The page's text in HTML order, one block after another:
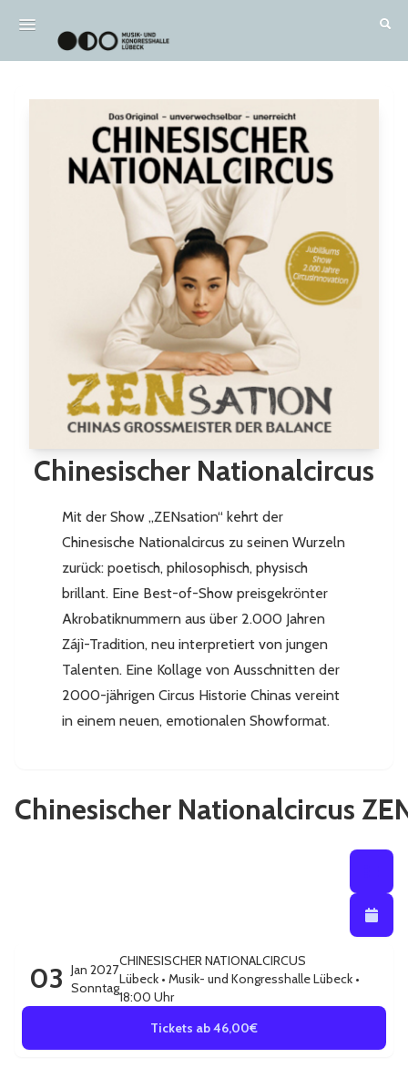
Anmelden
Chinesischer Nationalcircus
Mit der Show „ZENsation“ kehrt der
Chinesische Nationalcircus zu seinen Wurzeln
zurück: poetisch, philosophisch, physisch
brillant. Eine Best-of-Show preisgekrönter
Akrobatiknummern aus über 2.000 Jahren
Zájì-Tradition, neu interpretiert von jungen
Talenten. Eine Kollage von Ausschnitten der
2000-jährigen Circus Historie Chinas vereint
in einem neuen, emotionalen Showformat.
Chinesischer Nationalcircus
03 Jan 2027
Sonntag
CHINESISCHER NATIONALCIRCUS
Lübeck • Musik- und Kongresshalle Lübeck •
18:00 Uhr
Tickets ab 46,00€